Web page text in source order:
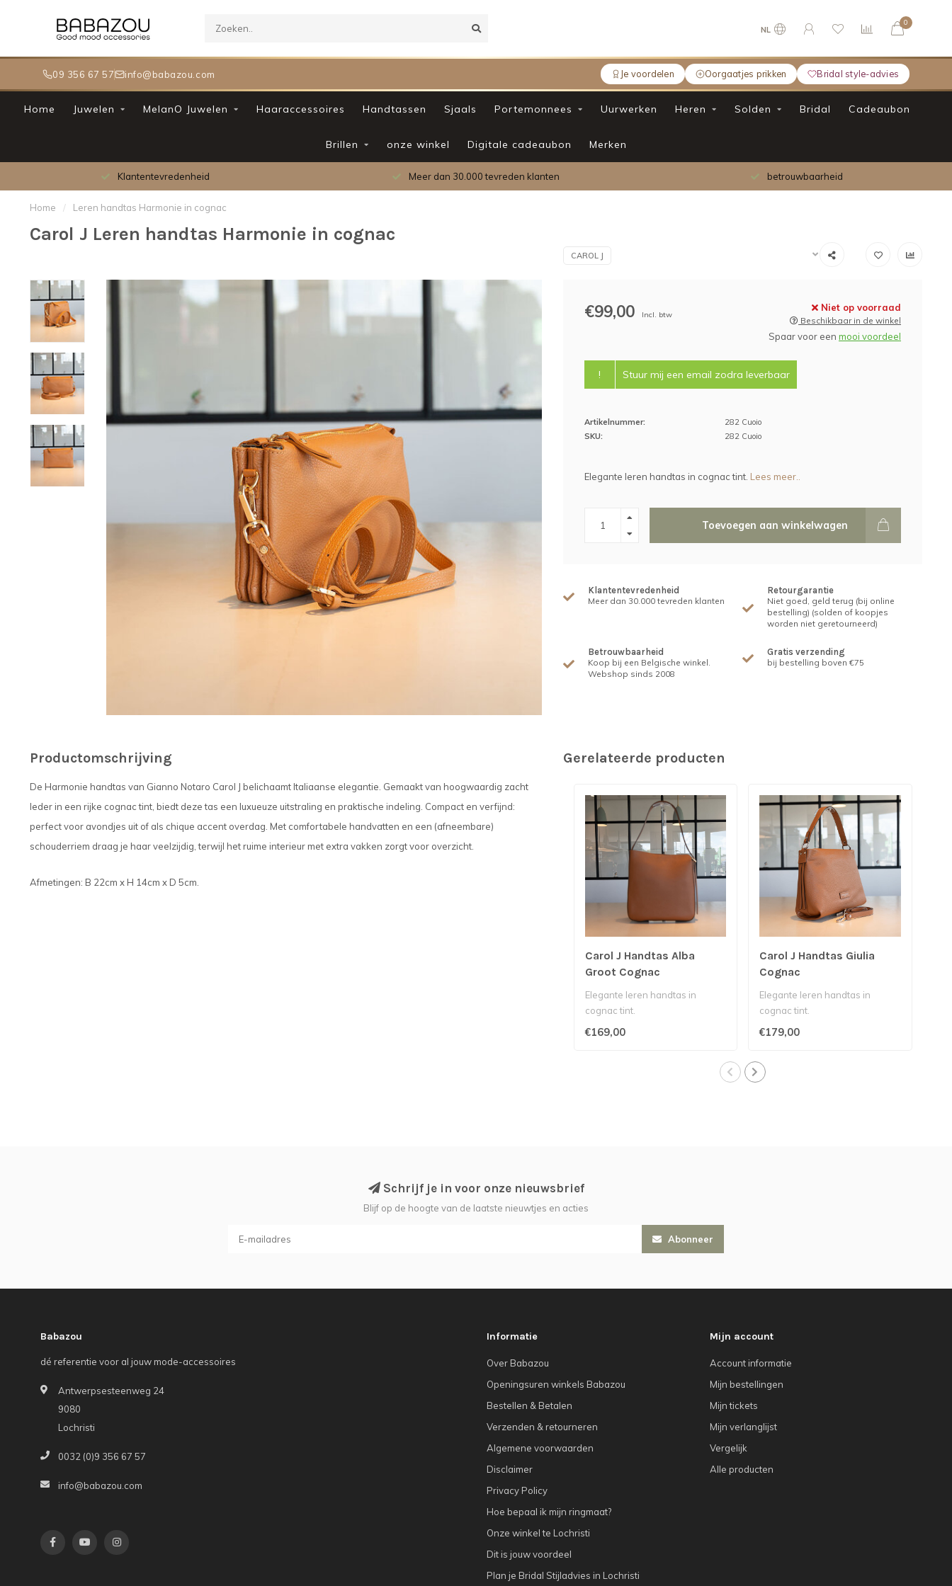
09 356 67 57 info@babazou.com Je voordelen Oorgaatjes prikken Bridal style-advies
NL
0
Home Juwelen MelanO Juwelen Haaraccessoires Handtassen Sjaals Portemonnees Uurwerken Heren Solden Bridal Cadeaubon
Brillen onze winkel Digitale cadeaubon Merken
Klantentevredenheid Meer dan 30.000 tevreden klanten betrouwbaarheid
Home / Leren handtas Harmonie in cognac
Carol J Leren handtas Harmonie in cognac
CAROL J
€99,00 Incl. btw
Niet op voorraad
Beschikbaar in de winkel
Spaar voor een mooi voordeel
! Stuur mij een email zodra leverbaar
Artikelnummer:
282 Cuoio
SKU:
282 Cuoio
Elegante leren handtas in cognac tint. Lees meer..
Toevoegen aan winkelwagen
Klantentevredenheid
Meer dan 30.000 tevreden klanten
Retourgarantie
Niet goed, geld terug (bij online
bestelling) (solden of koopjes
worden niet geretourneerd)
Betrouwbaarheid
Koop bij een Belgische winkel.
Webshop sinds 2008
Gratis verzending
bij bestelling boven €75
Productomschrijving
De Harmonie handtas van Gianno Notaro Carol J belichaamt Italiaanse elegantie. Gemaakt van hoogwaardig zacht
leder in een rijke cognac tint, biedt deze tas een luxueuze uitstraling en praktische indeling. Compact en verfijnd:
perfect voor avondjes uit of als chique accent overdag. Met comfortabele handvatten en een (afneembare)
schouderriem draag je haar veelzijdig, terwijl het ruime interieur met extra vakken zorgt voor overzicht.
Afmetingen: B 22cm x H 14cm x D 5cm.
Gerelateerde producten
Carol J Handtas Alba
Groot Cognac
Elegante leren handtas in
cognac tint.
€169,00
Carol J Handtas Giulia
Cognac
Elegante leren handtas in
cognac tint.
€179,00
Schrijf je in voor onze nieuwsbrief
Blijf op de hoogte van de laatste nieuwtjes en acties
Abonneer
Babazou
dé referentie voor al jouw mode-accessoires
Antwerpsesteenweg 24
9080
Lochristi
0032 (0)9 356 67 57
info@babazou.com
Informatie
Over Babazou
Openingsuren winkels Babazou
Bestellen & Betalen
Verzenden & retourneren
Algemene voorwaarden
Disclaimer
Privacy Policy
Hoe bepaal ik mijn ringmaat?
Onze winkel te Lochristi
Dit is jouw voordeel
Plan je Bridal Stijladvies in Lochristi
Mijn account
Account informatie
Mijn bestellingen
Mijn tickets
Mijn verlanglijst
Vergelijk
Alle producten